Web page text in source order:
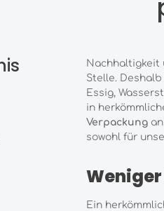
Nachhaltigkeit
Stelle.
Essig,
in
Verpackung
sowohl für
Ein